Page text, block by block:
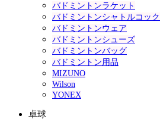
バドミントンラケット
バドミントンシャトルコック
バドミントンウェア
バドミントンシューズ
バドミントンバッグ
バドミントン用品
MIZUNO
Wilson
YONEX
卓球